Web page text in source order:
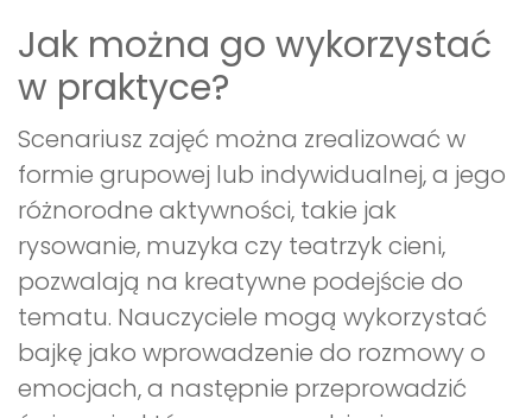
Jak można go wykorzystać
w praktyce?
Scenariusz zajęć można zrealizować w
formie grupowej lub indywidualnej, a jego
różnorodne aktywności, takie jak
rysowanie, muzyka czy teatrzyk cieni,
pozwalają na kreatywne podejście do
tematu. Nauczyciele mogą wykorzystać
bajkę jako wprowadzenie do rozmowy o
emocjach, a następnie przeprowadzić